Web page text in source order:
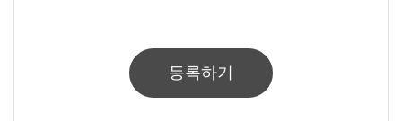
등록하기